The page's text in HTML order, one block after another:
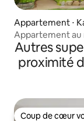
Appartement ⋅
Appartement au
Autres
proximité
Coup de cœur